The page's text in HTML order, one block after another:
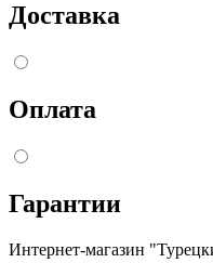
Доставка
Оплата
Гарантии
Интернет-магазин